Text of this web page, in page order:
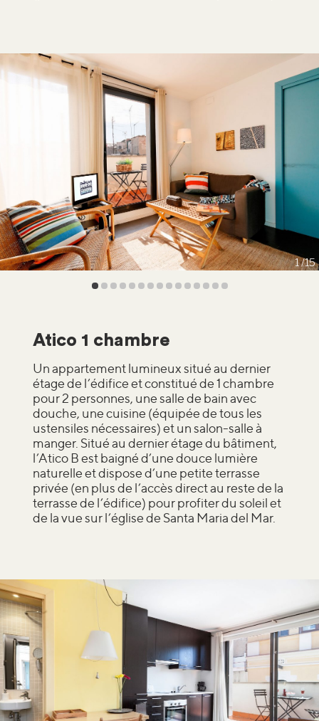
1 15
Atico 1 chambre
Un appartement lumineux situé au dernier
étage de l’édifice et constitué de 1 chambre
pour 2 personnes, une salle de bain avec
douche, une cuisine (équipée de tous les
ustensiles nécessaires) et un salon-salle à
manger. Situé au dernier étage du bâtiment,
l’Atico B est baigné d’une douce lumière
naturelle et dispose d’une petite terrasse
privée (en plus de l’accès direct au reste de la
terrasse de l’édifice) pour profiter du soleil et
de la vue sur l’église de Santa Maria del Mar.